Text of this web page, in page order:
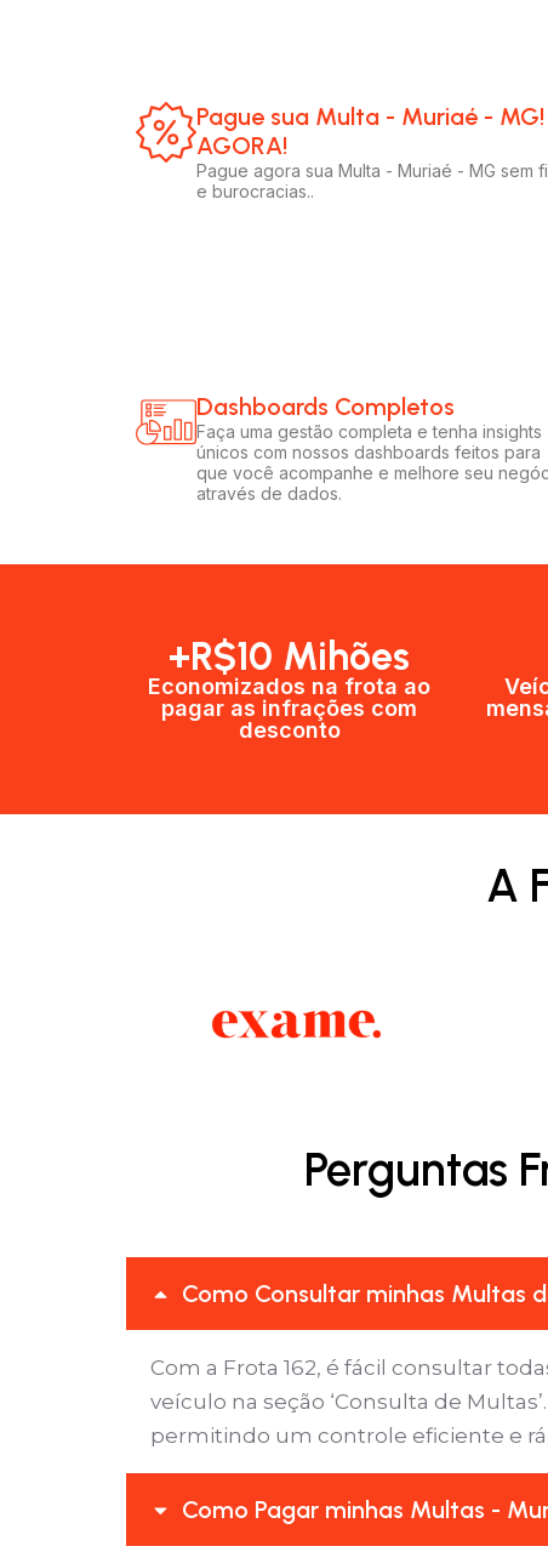
Pague sua Multa - Muriaé - MG!
AGORA!​
Pague agora sua Multa - Muriaé - MG sem
e burocracias..
Dashboards Completos​​
Faça uma gestão completa e tenha insights
únicos com nossos dashboards feitos para
que você acompanhe e melhore seu
através de dados.
+R$10 Mihões
Economizados na frota ao
pagar as infrações com
desconto
A
Perguntas
Como Consultar minhas Multas
Com a Frota 162, é fácil consultar
veículo na seção ‘Consulta de
permitindo um controle eficiente e
Como Pagar minhas Multas -